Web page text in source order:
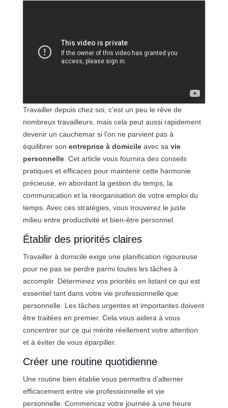
Travailler depuis chez soi, c’est un peu le rêve de
nombreux travailleurs, mais cela peut aussi rapidement
devenir un cauchemar si l’on ne parvient pas à
équilibrer son entreprise à domicileavec sa vie
personnelle. Cet article vous fournira des conseils
pratiques et efficaces pour maintenir cette harmonie
précieuse, en abordant la gestion du temps, la
communication et la réorganisation de votre emploi du
temps. Avec ces stratégies, vous trouverez le juste
milieu entre productivité et bien-être personnel.
Établir des priorités claires
Travailler à domicile exige une planification rigoureuse
pour ne pas se perdre parmi toutes les tâches à
accomplir. Déterminez vos priorités en listant ce qui est
essentiel tant dans votre vie professionnelle que
personnelle. Les tâches urgentes et importantes doivent
être traitées en premier. Cela vous aidera à vous
concentrer sur ce qui mérite réellement votre attention
et à éviter de vous éparpiller.
Créer une routine quotidienne
Une routine bien établie vous permettra d’alterner
efficacement entre vie professionnelle et vie
personnelle. Commencez votre journée à une heure